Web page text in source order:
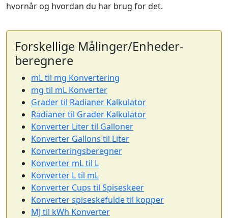
hvornår og hvordan du har brug for det.
Forskellige Målinger/Enheder-
beregnere
mL til mg Konvertering
mg til mL Konverter
Grader til Radianer Kalkulator
Radianer til Grader Kalkulator
Konverter Liter til Galloner
Konverter Gallons til Liter
Konverteringsberegner
Konverter mL til L
Konverter L til mL
Konverter Cups til Spiseskeer
Konverter spiseskefulde til kopper
MJ til kWh Konverter